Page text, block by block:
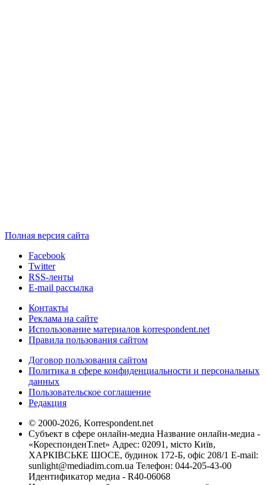
Полная версия сайта
Facebook
Twitter
RSS-ленты
E-mail рассылка
Контакты
Реклама на сайте
Использование материалов korrespondent.net
Правила пользования сайтом
Договор пользования сайтом
Политика в сфере конфиденциальности и персональных
данных
Пользовательское соглашение
Редакция
© 2000-2026, Korrespondent.net
Субъект в сфере онлайн-медиа Название онлайн-медиа -
«КореспонденТ.net» Адрес: 02091, місто Київ,
ХАРКІВСЬКЕ ШОСЕ, будинок 172-Б, офіс 208/1 E-mail:
sunlight@mediadim.com.ua Телефон: 044-205-43-00
Идентификатор медиа - R40-06068